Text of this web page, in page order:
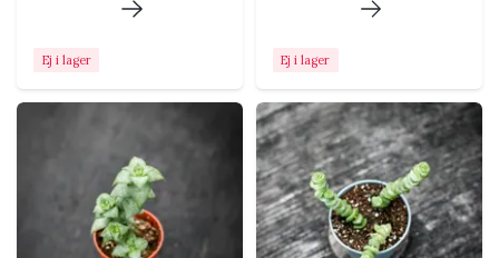
igenom ordentligt och låt allt
Jord
Mycket väldränerad kaktus-
eller suckulentjord. Om du
använder blomjord bör den
blandas upp med rikligt med
perlit, pimpsten eller grovt
mineraliskt material.
Ej i lager Ej i lager